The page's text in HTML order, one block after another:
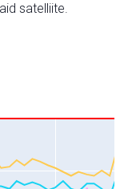
satelliite.